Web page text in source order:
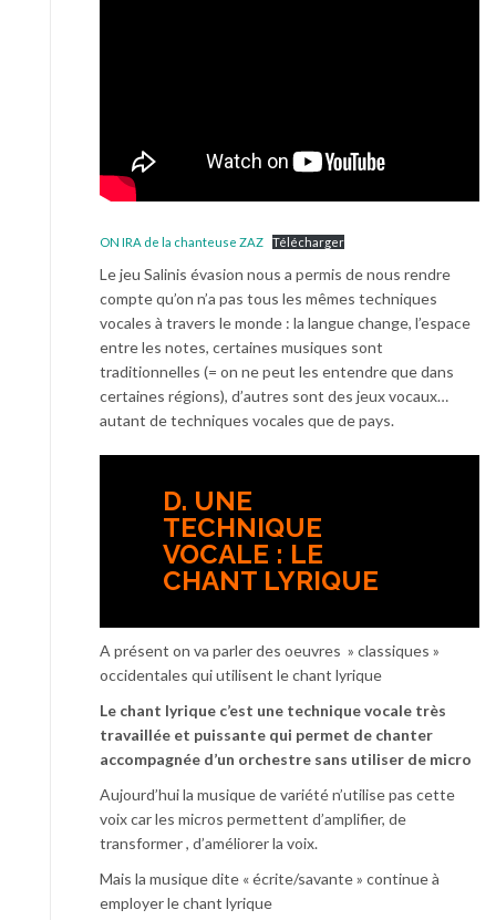
ON IRA de la chanteuse ZAZ Télécharger
Le jeu Salinis évasion nous a permis de nous rendre
compte qu’on n’a pas tous les mêmes techniques
vocales à travers le monde : la langue change, l’espace
entre les notes, certaines musiques sont
traditionnelles (= on ne peut les entendre que dans
certaines régions), d’autres sont des jeux vocaux…
autant de techniques vocales que de pays.
D. UNE
TECHNIQUE
VOCALE : LE
CHANT LYRIQUE
A présent on va parler des oeuvres » classiques »
occidentales qui utilisent le chant lyrique
Le chant lyrique c’est une technique vocale très
travaillée et puissante qui permet de chanter
accompagnée d’un orchestre sans utiliser de micro
Aujourd’hui la musique de variété n’utilise pas cette
voix car les micros permettent d’amplifier, de
transformer , d’améliorer la voix.
Mais la musique dite « écrite/savante » continue à
employer le chant lyrique